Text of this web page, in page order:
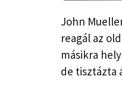
John
reagál az
másikra
de tisztázta